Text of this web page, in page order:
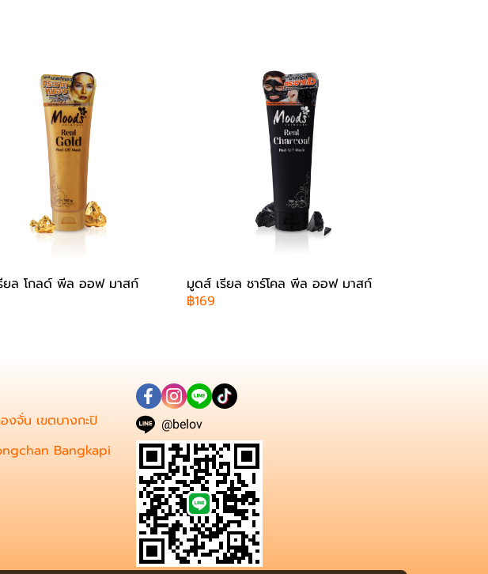
ยล โกลด์ พีล ออฟ มาสก์
มูดส์ เรียล ชาร์โคล พีล ออฟ มาสก์
฿169
จั่น เขตบางกะปิ
Bangkapi
@belov